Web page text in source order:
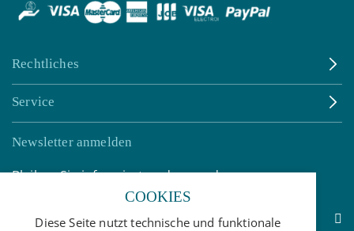
Rechtliches
Service
Newsletter anmelden
Bleiben Sie informiert und gesund.
COOKIES
Diese Seite nutzt technische und funktionale